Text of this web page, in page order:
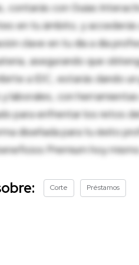
contarás con Guías
en tu ámbito, y
clave en tu día a día
asegurando que
a IDC, estarás dando
y laborales, con
para enfrentar los retos
diseñada para tu éxito
Premium hoy
Corte Préstamos